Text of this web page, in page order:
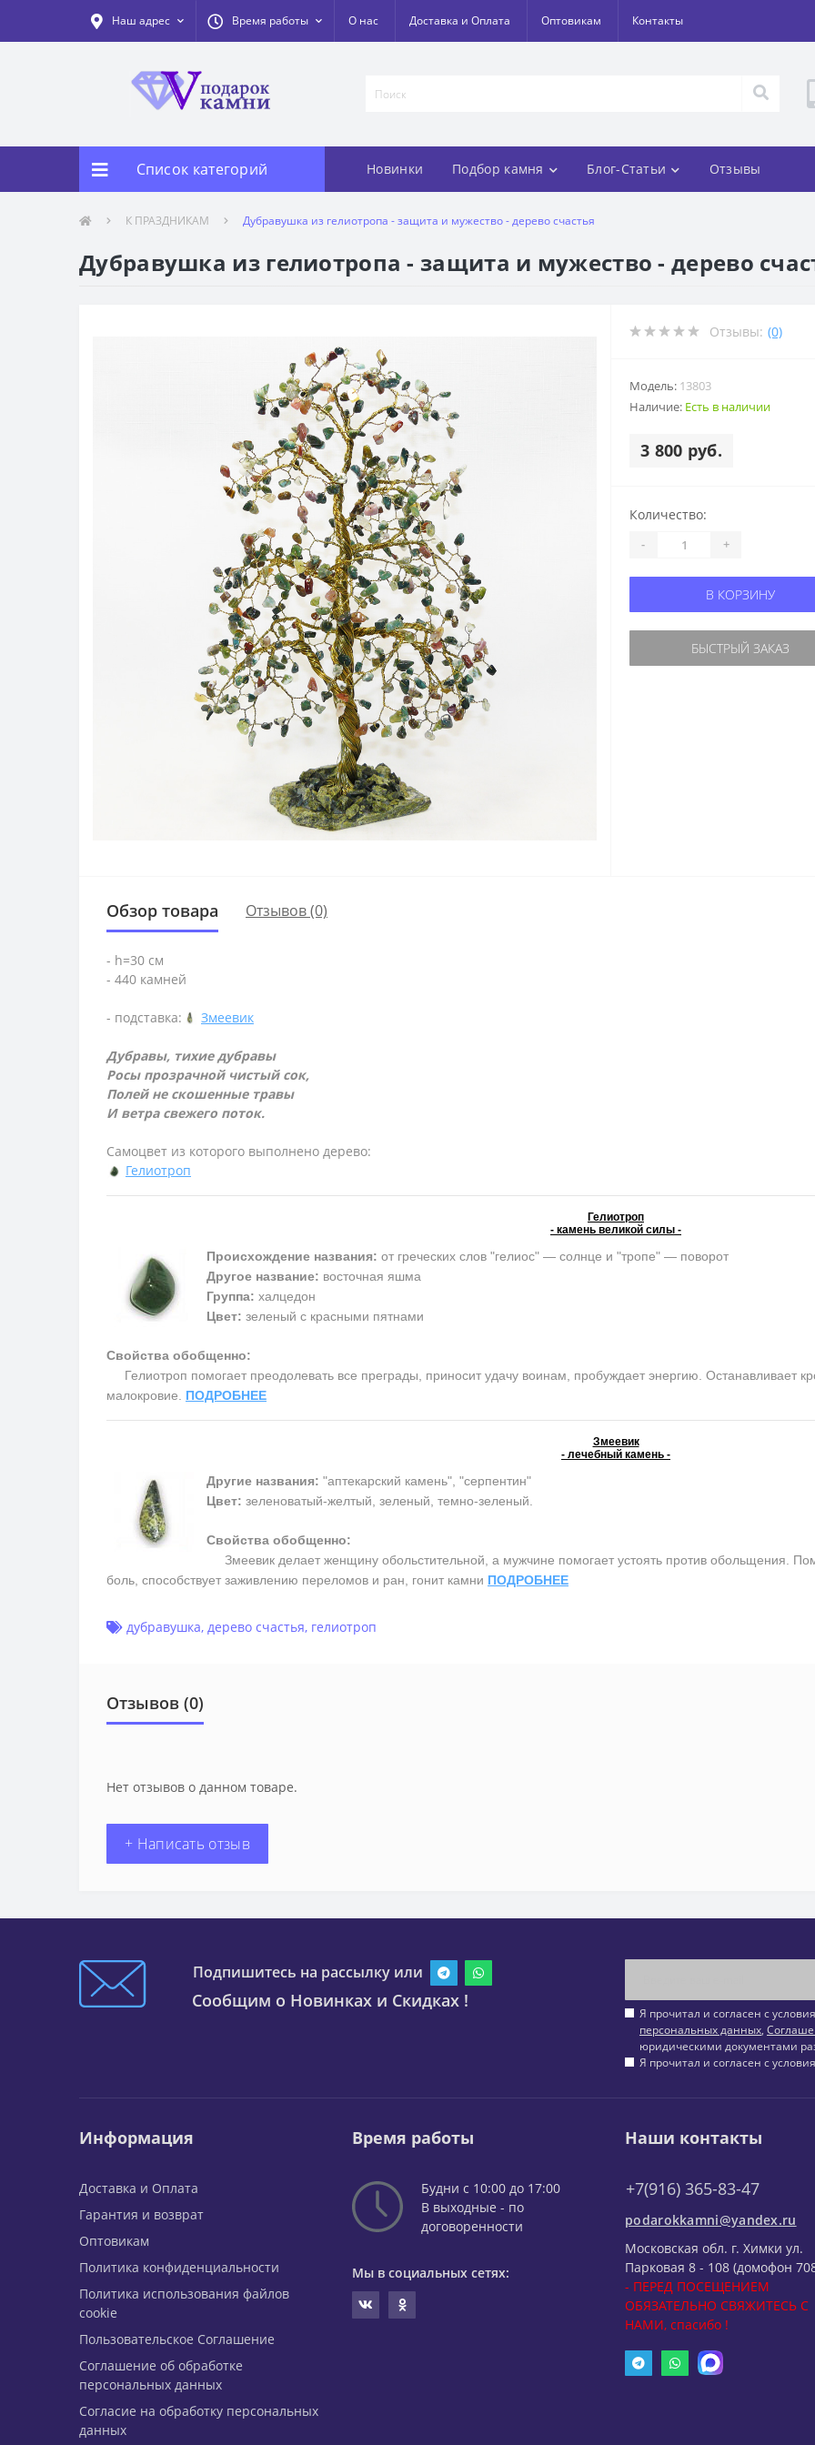
Наш адрес Время работы О нас Доставка и Оплата Оптовикам Контакты
Список категорий Новинки Подбор камня Блог-Статьи Отзывы
К ПРАЗДНИКАМ Дубравушка из гелиотропа - защита и мужество - дерево счастья
Дубравушка из гелиотропа - защита и мужество - дерево
Отзывы: (0)
Модель: 13803
Наличие: Есть в наличии
3 800 руб.
Количество:
- +
В КОРЗИНУ
БЫСТРЫЙ ЗАКАЗ
Обзор товара Отзывов (0)
- h=30 см
- 440 камней
- подставка: Змеевик
Дубравы, тихие дубравы
Росы прозрачной чистый сок,
Полей не скошенные травы
И ветра свежего поток.
Самоцвет из которого выполнено дерево:
Гелиотроп
Гелиотроп
- камень великой силы -
Происхождение названия: от греческих слов "гелиос" — солнце и "тропе" — поворот
Другое название: восточная яшма
Группа: халцедон
Цвет: зеленый с красными пятнами
Свойства обобщенно:
Гелиотроп помогает преодолевать все преграды, приносит удачу воинам, пробуждает энергию. Останавливает
малокровие. ПОДРОБНЕЕ
Змеевик
- лечебный камень -
Другие названия: "аптекарский камень", "серпентин"
Цвет: зеленоватый-желтый, зеленый, темно-зеленый.
Свойства обобщенно:
Змеевик делает женщину обольстительной, а мужчине помогает устоять против обольщения.
боль, способствует заживлению переломов и ран, гонит камни ПОДРОБНЕЕ
дубравушка, дерево счастья, гелиотроп
Отзывов (0)
Нет отзывов о данном товаре.
+ Написать отзыв
Подпишитесь на рассылку или
Сообщим о Новинках и Скидках !
Я прочитал и согласен с
персональных данных,
юридическими документами
Я прочитал и согласен с
Информация
Доставка и Оплата
Гарантия и возврат
Оптовикам
Политика конфиденциальности
Политика использования файлов
cookie
Пользовательское Соглашение
Соглашение об обработке
персональных данных
Согласие на обработку персональных
данных
Время работы
Будни с 10:00 до 17:00
В выходные - по
договоренности
Мы в социальных сетях:
Наши контакты
+7(916) 365-83-47
podarokkamni@yandex.ru
Московская обл. г. Химки ул.
Парковая 8 - 108 (домофон
- ПЕРЕД ПОСЕЩЕНИЕМ
ОБЯЗАТЕЛЬНО СВЯЖИТЕСЬ С
НАМИ, спасибо !